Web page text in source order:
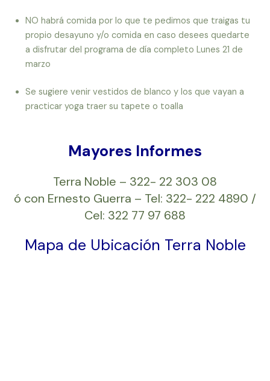
NO habrá comida por lo que te pedimos que traigas tu
propio desayuno y/o comida en caso desees quedarte
a disfrutar del programa de día completo Lunes 21 de
marzo
Se sugiere venir vestidos de blanco y los que vayan a
practicar yoga traer su tapete o toalla
Mayores Informes
Terra Noble – 322- 22 303 08
ó con Ernesto Guerra – Tel: 322- 222 4890 /
Cel: 322 77 97 688
Mapa de Ubicación Terra Noble